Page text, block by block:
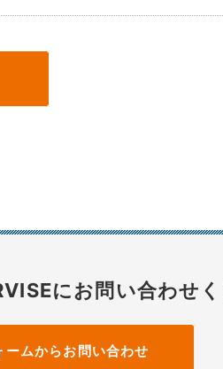
にお問い合わせ
ームからお問い合わせ